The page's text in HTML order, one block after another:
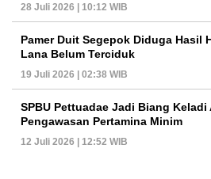
28 Juli 2026 | 10:12 WIB
Pamer Duit Segepok Diduga Hasil
Lana Belum Terciduk
19 Juli 2026 | 02:38 WIB
SPBU Pettuadae Jadi Biang Keladi
Pengawasan Pertamina Minim
12 Juli 2026 | 12:52 WIB